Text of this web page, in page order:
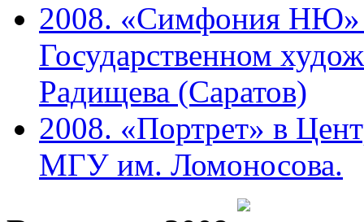
2008. «Симфония НЮ»
Государственном
Радищева (Саратов)
2008. «Портрет» в
МГУ им. Ломоносова.